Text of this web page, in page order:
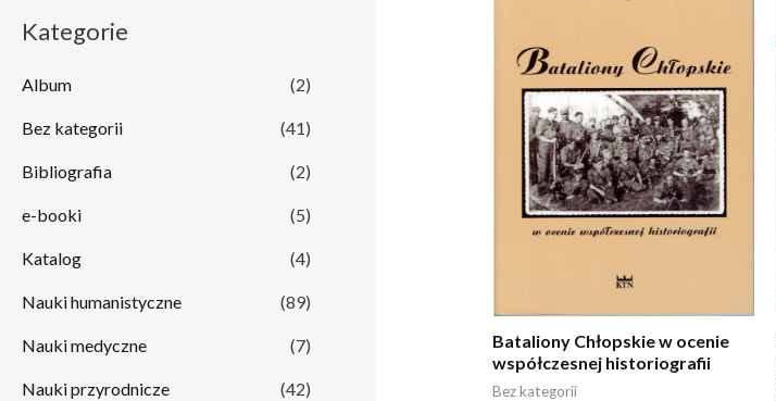
Kategorie
Album (2)
Bez kategorii (41)
Bibliografia (2)
e-booki (5)
Katalog (4)
Nauki humanistyczne (89)
Nauki medyczne (7)
Nauki przyrodnicze (42)
Bataliony Chłopskie w ocenie
współczesnej historiografii
Bez kategorii